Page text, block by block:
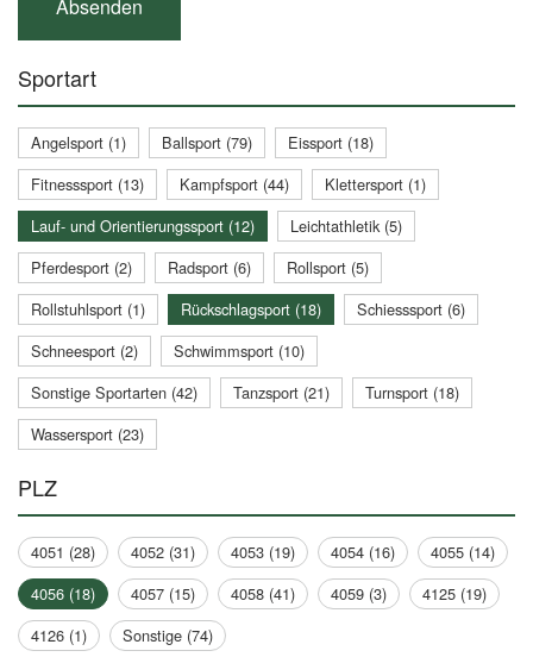
Sportart
Angelsport (1) Ballsport (79)
Eissport (18)
Fitnesssport (13)
Kampfsport (44)
Klettersport (1)
Lauf- und Orientierungssport (12)
Leichtathletik (5)
Pferdesport (2)
Radsport (6)
Rollsport (5)
Rollstuhlsport (1)
Rückschlagsport (18)
Schiesssport (6)
Schneesport (2)
Schwimmsport (10)
Sonstige Sportarten (42)
Tanzsport (21)
Turnsport (18)
Wassersport (23)
PLZ
4051 (28) 4052 (31) 4053 (19) 4054 (16)
4055 (14)
4056 (18)
4057 (15) 4058 (41) 4059 (3)
4125 (19)
4126 (1)
Sonstige (74)